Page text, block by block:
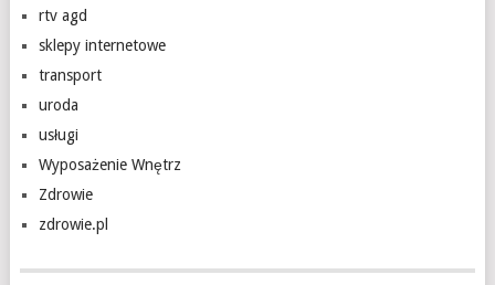
rtv agd
sklepy internetowe
transport
uroda
usługi
Wyposażenie Wnętrz
Zdrowie
zdrowie.pl